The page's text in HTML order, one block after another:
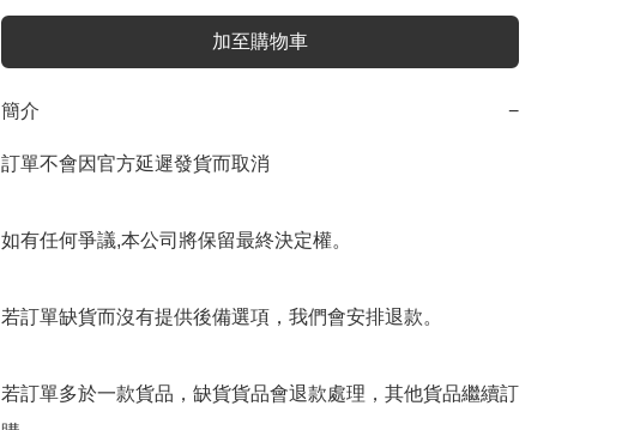
加至購物車
簡介 −
訂單不會因官方延遲發貨而取消
如有任何爭議,本公司將保留最終決定權。
若訂單缺貨而沒有提供後備選項，我們會安排退款。
若訂單多於一款貨品，缺貨貨品會退款處理，其他貨品繼續訂